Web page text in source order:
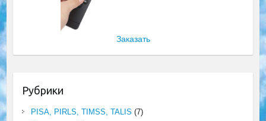
Заказать
Рубрики
PISA, PIRLS, TIMSS, TALIS (7)